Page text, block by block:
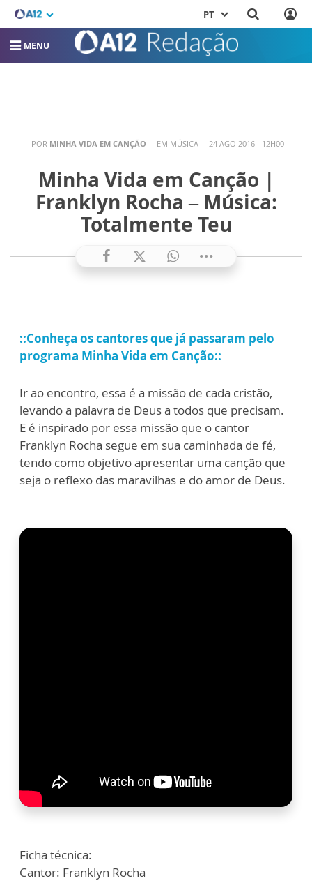
PT
MENU
POR MINHA VIDA EM CANÇÃO EM MÚSICA 24 AGO 2016 - 12H00
Minha Vida em Canção |
Franklyn Rocha – Música:
Totalmente Teu
::Conheça os cantores que já passaram pelo
programa Minha Vida em Canção::
Ir ao encontro, essa é a missão de cada cristão,
levando a palavra de Deus a todos que precisam.
E é inspirado por essa missão que o cantor
Franklyn Rocha segue em sua caminhada de fé,
tendo como objetivo apresentar uma canção que
seja o reflexo das maravilhas e do amor de Deus.
Ficha técnica:
Cantor: Franklyn Rocha